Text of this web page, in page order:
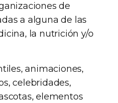
de
a alguna de las
la nutrición y/o
animaciones,
celebridades,
elementos